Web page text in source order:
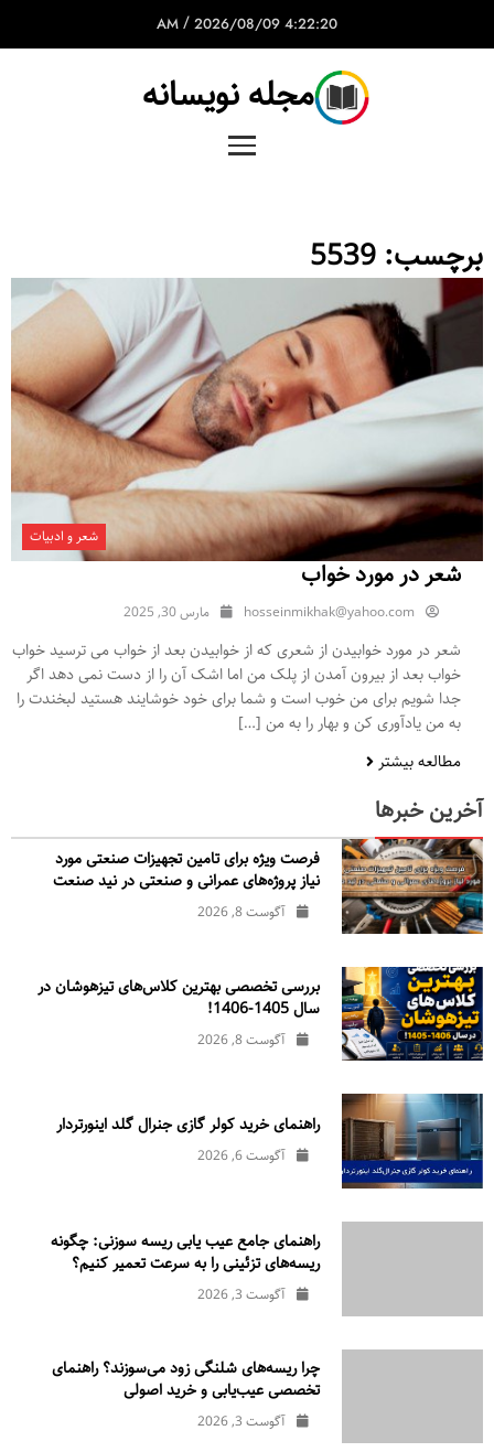
4:22:20 AM
/ 2026/08/09
مجله نویسانه
برچسب: 5539
شعر و ادبیات
شعر در مورد خواب
hosseinmikhak@yahoo.com مارس 30, 2025
شعر در مورد خوابیدن از شعری که از خوابیدن بعد از خواب می ترسید خواب
خواب بعد از بیرون آمدن از پلک من اما اشک آن را از دست نمی دهد اگر
جدا شویم برای من خوب است و شما برای خود خوشایند هستید لبخندت را
به من یادآوری کن و بهار را به من […]
مطالعه بیشتر
آخرین خبرها
فرصت ویژه برای تامین تجهیزات صنعتی مورد
نیاز پروژه‌های عمرانی و صنعتی در نید صنعت
آگوست 8, 2026
بررسی تخصصی بهترین کلاس‌های تیزهوشان در
سال 1405-1406!
آگوست 8, 2026
راهنمای خرید کولر گازی جنرال‌ گلد اینورتر‌دار
آگوست 6, 2026
راهنمای جامع عیب یابی ریسه سوزنی: چگونه
ریسه‌های تزئینی را به سرعت تعمیر کنیم؟
آگوست 3, 2026
چرا ریسه‌های شلنگی زود می‌سوزند؟ راهنمای
تخصصی عیب‌یابی و خرید اصولی
آگوست 3, 2026